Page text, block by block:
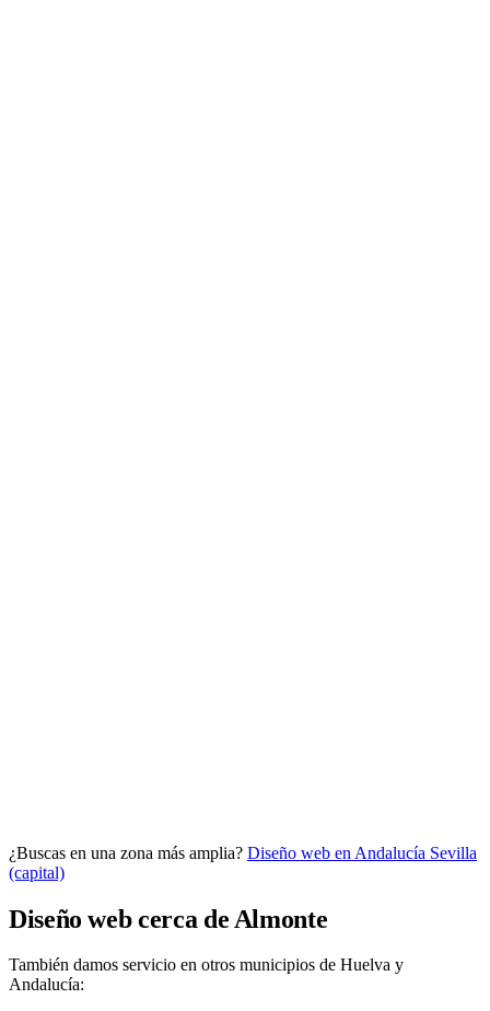
Quiero mi panel
¿Buscas en una zona más amplia? Diseño web en Andalucía Sevilla
(capital)
Diseño web cerca de Almonte
También damos servicio en otros municipios de Huelva y
Andalucía: